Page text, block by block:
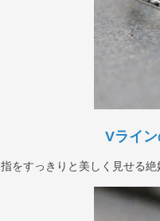
Vライ
指をすっきりと美しく見せる